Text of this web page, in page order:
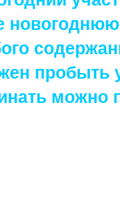
пробыть
можно